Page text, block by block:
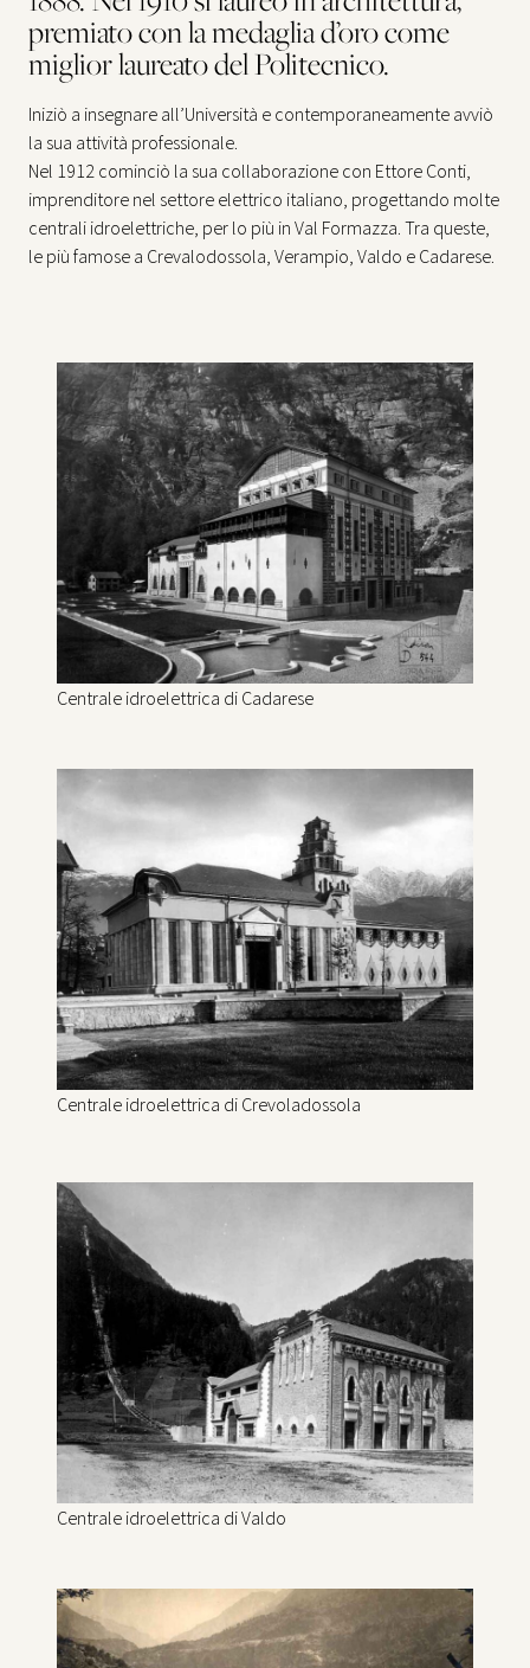
premiato con la medaglia d’oro come
miglior laureato del Politecnico.
Iniziò a insegnare all’Università e contemporaneamente avviò
la sua attività professionale.
Nel 1912 cominciò la sua collaborazione con Ettore Conti,
imprenditore nel settore elettrico italiano, progettando molte
centrali idroelettriche, per lo più in Val Formazza. Tra queste,
le più famose a Crevalodossola, Verampio, Valdo e Cadarese.
Centrale idroelettrica di Cadarese
Centrale idroelettrica di Crevoladossola
Centrale idroelettrica di Valdo